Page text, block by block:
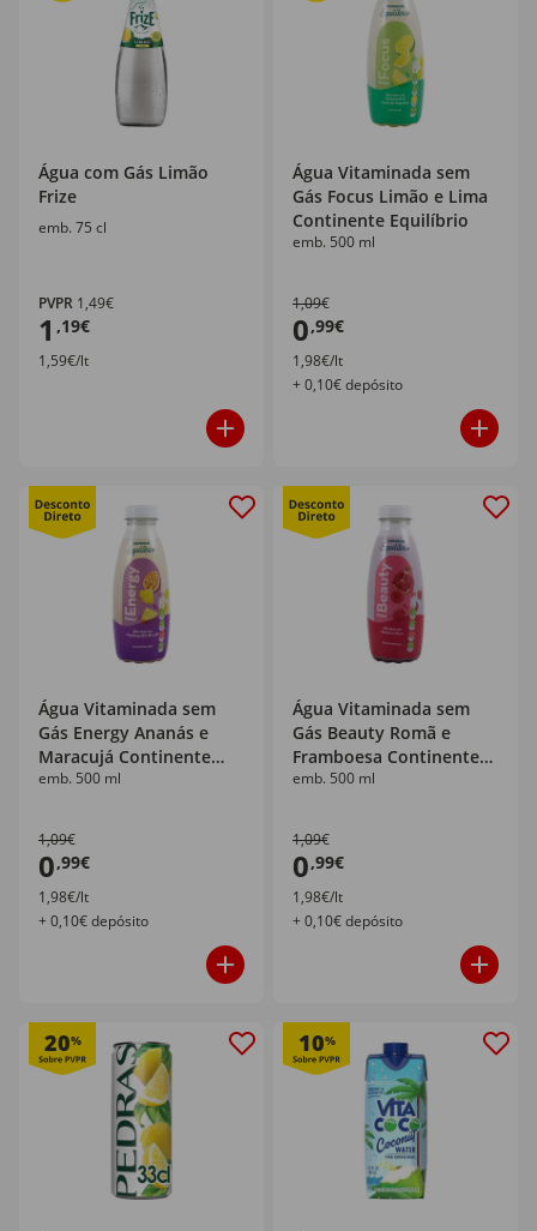
Água com Gás Limão
Frize
emb. 75 cl
PVPR 1,49€
1 ,19€
1,59€/lt
Água Vitaminada sem
Gás Focus Limão e Lima
Continente Equilíbrio
emb. 500 ml
1,09€
0,99€
1,98€/lt
+ 0,10€ depósito
Água Vitaminada sem
Gás Energy Ananás e
Maracujá Continente
Equilíbrio
emb. 500 ml
1,09€
0,99€
1,98€/lt
+ 0,10€ depósito
Água Vitaminada sem
Gás Beauty Romã e
Framboesa Continente
Equilíbrio
emb. 500 ml
1,09€
0,99€
1,98€/lt
+ 0,10€ depósito
20% 10%